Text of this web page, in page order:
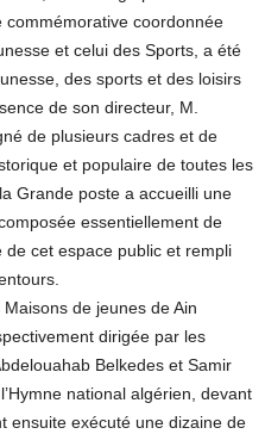
coordonnée
et celui des Sports, a été
des sports et des loisirs
de son directeur, M.
de plusieurs cadres et de
et populaire de toutes les
Grande poste a accueilli une
essentiellement de
de cet espace public et rempli
de jeunes de Ain
dirigée par les
Belkedes et Samir
national algérien, devant
ensuite exécuté une dizaine de